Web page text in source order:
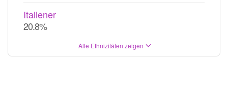
Italiener
20.8%
Alle Ethnizitäten zeigen